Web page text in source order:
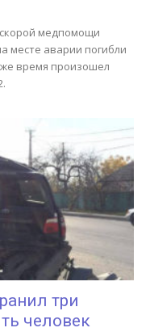
медпомощи
месте аварии погибли
время произошел
три
человек